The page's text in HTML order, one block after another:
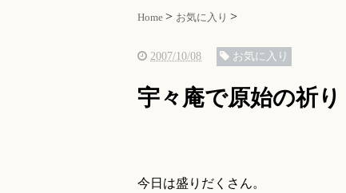
Home お気に入り
2007/10/08 お気に入り
宇々庵で原始の祈り
今日は盛りだくさん。